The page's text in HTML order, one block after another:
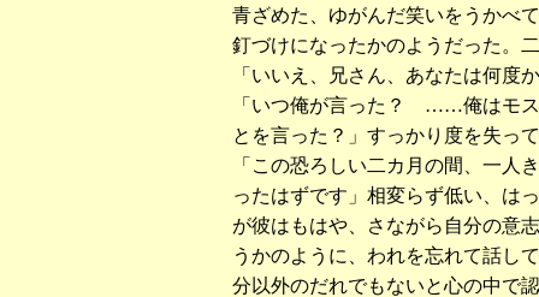
青ざめた、ゆがんだ笑いをうかべ
釘づけになったかのようだった。
「いいえ、兄さん、あなたは何度
「いつ俺が言った？ ……俺はモ
とを言った？」すっかり度を失っ
「この恐ろしい二カ月の間、一人
ったはずです」相変らず低い、は
が彼はもはや、さながら自分の意
うかのように、われを忘れて話し
分以外のだれでもないと心の中で